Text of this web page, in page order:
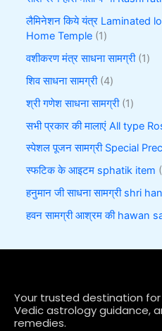
लैमिनेशन किये यंत्र Laminated
Home Temple 1
वशीकरण मंत्र साधना सामग्री 1
शिव साधना सामग्री 4
श्री गणेश साधना सामग्री 1
सभी प्रकार की मालाएं All type
स्पेशल पूजन सामग्री Special
स्फटिक के आइटम sphatik item
हनुमान जी साधना सामग्री shri
हवन सामग्री आश्रम की hawan
Your trusted destination
Vedic astrology guidance,
remedies.